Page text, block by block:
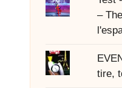
–
tire,